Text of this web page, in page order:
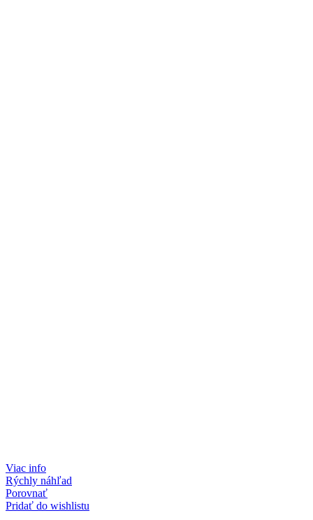
Viac info
Rýchly náhľad
Porovnať
Pridať do wishlistu